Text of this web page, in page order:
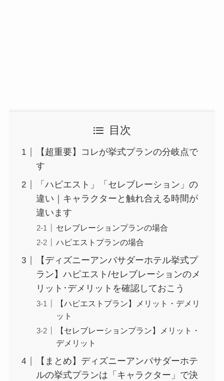
目次
【超重要】コレが挙式プランの分岐点で
す
「ハピエスト」「セレブレーション」の
違い｜キャラクターと触れ合える時間が
違います
セレブレーションプランの場合
ハピエストプランの場合
【ディズニーアンバサダーホテル挙式プ
ラン】ハピエスト/セレブレーションのメ
リット･デメリットを確認しておこう
【ハピエストプラン】メリット・デメリ
ット
【セレブレーションプラン】メリット・
デメリット
【まとめ】ディズニーアンバサダーホテ
ルの挙式プランは「キャラクター」で決